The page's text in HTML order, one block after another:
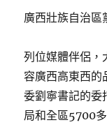
廣西壯族自治區
列位媒體伴侶，
容廣西高東西的
委劉寧書記的委
局和全區5700